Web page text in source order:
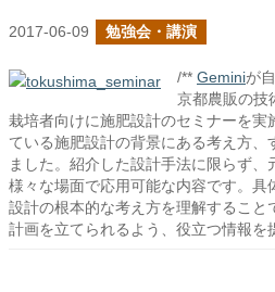
2017-06-09 勉強会・講演
/** Geminiが
京都農販の技
栽培者向けに施肥設計のセミナーを実
ている施肥設計の背景にある考え方、
ました。紹介した設計手法に限らず、
様々な場面で応用可能な内容です。具
設計の根本的な考え方を理解すること
計画を立てられるよう、役立つ情報を